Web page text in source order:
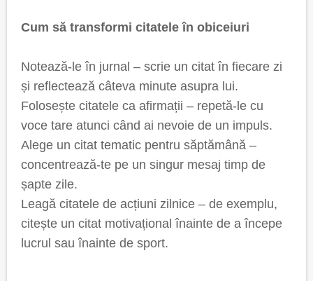
Cum să transformi citatele în obiceiuri
Notează-le în jurnal – scrie un citat în fiecare zi
și reflectează câteva minute asupra lui.
Folosește citatele ca afirmații – repetă-le cu
voce tare atunci când ai nevoie de un impuls.
Alege un citat tematic pentru săptămână –
concentrează-te pe un singur mesaj timp de
șapte zile.
Leagă citatele de acțiuni zilnice – de exemplu,
citește un citat motivațional înainte de a începe
lucrul sau înainte de sport.